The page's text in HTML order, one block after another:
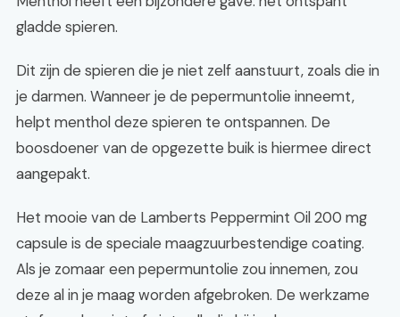
gladde spieren.
Dit zijn de spieren die je niet zelf aanstuurt, zoals die in
je darmen. Wanneer je de pepermuntolie inneemt,
helpt menthol deze spieren te ontspannen. De
boosdoener van de opgezette buik is hiermee direct
aangepakt.
Het mooie van de Lamberts Peppermint Oil 200 mg
capsule is de speciale maagzuurbestendige coating.
Als je zomaar een pepermuntolie zou innemen, zou
deze al in je maag worden afgebroken. De werkzame